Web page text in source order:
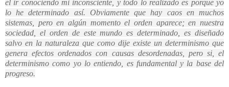
el ir conociendo mi inconsciente, y todo lo realizado es porque yo
lo he determinado así. Obviamente que hay caos en muchos
sistemas, pero en algún momento el orden aparece; en nuestra
sociedad, el orden de este mundo es determinado, es diseñado
salvo en la naturaleza que como dije existe un determinismo que
genera efectos ordenados con causas desordenadas, pero si, el
determinismo como yo lo entiendo, es fundamental y la base del
progreso.